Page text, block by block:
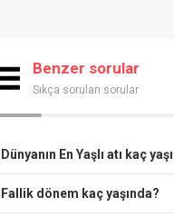
Benzer sorular
Sıkça sorulan sorular
Dünyanın En Yaşlı atı kaç
Fallik dönem kaç yaşında?